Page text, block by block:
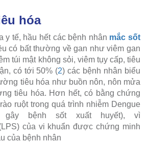
hóa
y tế, hầu hết các bệnh nhân mắc sốt
có bất thường về gan như viêm gan
túi mật không sỏi, viêm tụy cấp, tiêu
có tới 50% (2) các bệnh nhân biểu
tiêu hóa như buồn nôn, nôn mửa
tiêu hóa. Hơn hết, có bằng chứng
ruột trong quá trình nhiễm Dengue
gây bệnh sốt xuất huyết), vì
của vi khuẩn được chứng minh
của bệnh nhân